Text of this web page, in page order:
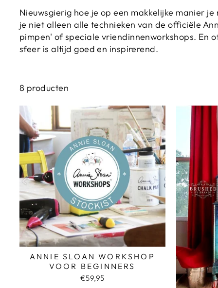
Nieuwsgierig hoe je op een makkelijke manier
je niet alleen alle technieken van de officiële
pimpen' of speciale vriendinnenworkshops. En
sfeer is altijd goed en inspirerend.
8 producten
ANNIE SLOAN WORKSHOP
VOOR BEGINNERS
€59,95